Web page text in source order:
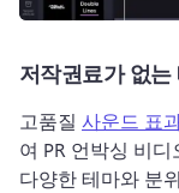
저작권료가 없는
고품질 사운드 표
여 PR 언박싱 비
다양한 테마와 분